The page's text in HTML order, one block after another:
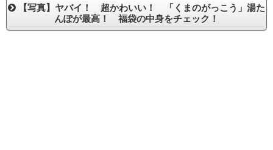
【写真】ヤバイ！ 超かわいい！ 「くまのがっこう」湯た
んぽが最高！ 福袋の中身をチェック！